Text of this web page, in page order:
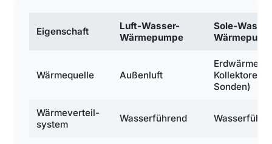
Eigenschaft
Luft-Wasser-
Wärmepumpe
Sole-
Wärmequelle Außenluft
Erdwärme
Kollektoren
Sonden)
Wärmeverteil­
system
Wasserführend